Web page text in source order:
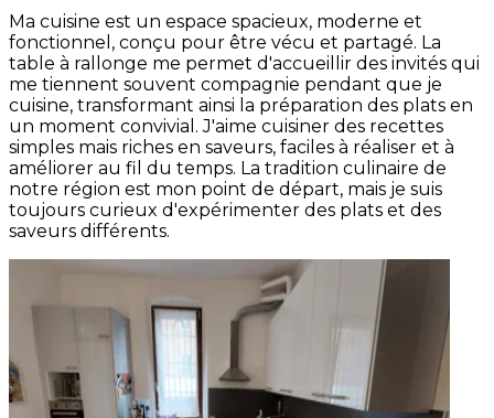
Ma cuisine est un espace spacieux, moderne et
fonctionnel, conçu pour être vécu et partagé. La
table à rallonge me permet d'accueillir des invités qui
me tiennent souvent compagnie pendant que je
cuisine, transformant ainsi la préparation des plats en
un moment convivial. J'aime cuisiner des recettes
simples mais riches en saveurs, faciles à réaliser et à
améliorer au fil du temps. La tradition culinaire de
notre région est mon point de départ, mais je suis
toujours curieux d'expérimenter des plats et des
saveurs différents.